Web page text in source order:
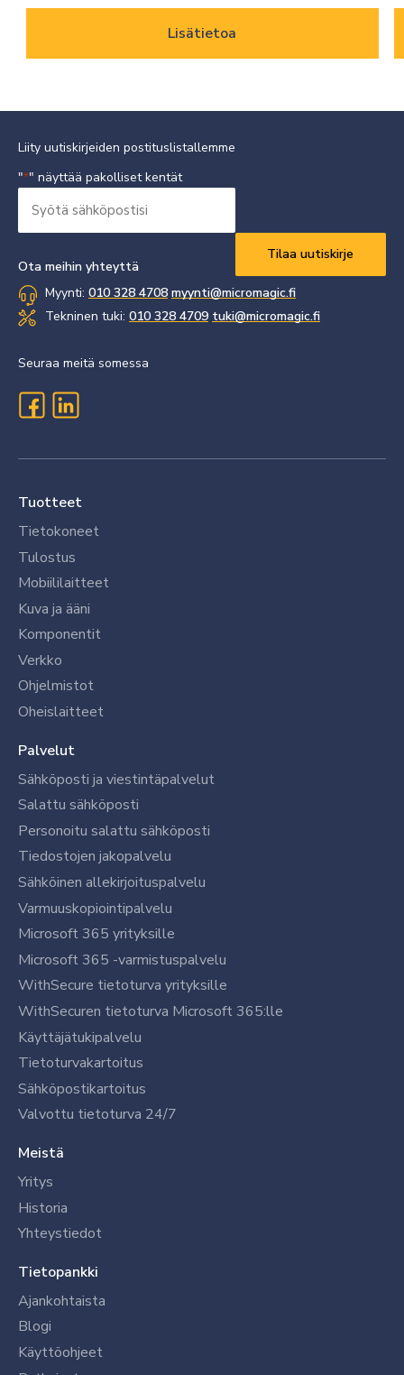
Lisätietoa
Liity uutiskirjeiden postituslistallemme
"*" näyttää pakolliset kentät
sähköpostisi
Ota meihin yhteyttä
Myynti: 010 328 4708 myynti@micromagic.fi
Tekninen tuki: 010 328 4709 tuki@micromagic.fi
Seuraa meitä somessa
Tuotteet
Tietokoneet
Tulostus
Mobiililaitteet
Kuva ja ääni
Komponentit
Verkko
Ohjelmistot
Oheislaitteet
Palvelut
Sähköposti ja viestintäpalvelut
Salattu sähköposti
Personoitu salattu sähköposti
Tiedostojen jakopalvelu
Sähköinen allekirjoituspalvelu
Varmuuskopiointipalvelu
Microsoft 365 yrityksille
Microsoft 365 -varmistuspalvelu
WithSecure tietoturva yrityksille
WithSecuren tietoturva Microsoft 365:lle
Käyttäjätukipalvelu
Tietoturvakartoitus
Sähköpostikartoitus
Valvottu tietoturva 24/7
Meistä
Yritys
Historia
Yhteystiedot
Tietopankki
Ajankohtaista
Blogi
Käyttöohjeet